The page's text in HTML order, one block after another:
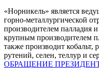
«Норникель» является
горно-металлургической
производителем палладия
крупным производителем
также производит кобальт,
рутений, селен, теллур и
ОБРАЩЕНИЕ